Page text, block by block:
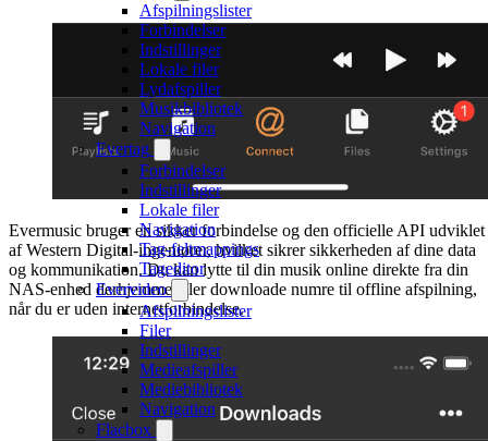
Afspilningslister
Forbindelser
Indstillinger
Lokale filer
Lydafspiller
Musikbibliotek
Navigation
Evertag
Forbindelser
Indstillinger
Lokale filer
Navigation
Tag-feltmappings
Tageditor
Evervideo
Afspilningslister
Filer
Indstillinger
Medieafspiller
Mediebibliotek
Navigation
Flacbox
Evermusic bruger en sikker forbindelse og den officielle API udviklet
af Western Digital-ingeniører, hvilket sikrer sikkerheden af dine data
og kommunikation. Du kan lytte til din musik online direkte fra din
NAS-enhed derhjemme eller downloade numre til offline afspilning,
når du er uden internetforbindelse.